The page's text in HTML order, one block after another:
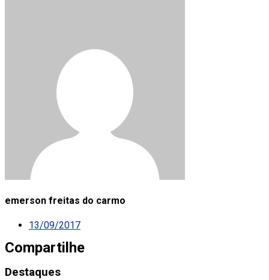
emerson freitas do carmo
13/09/2017
Compartilhe
Destaques